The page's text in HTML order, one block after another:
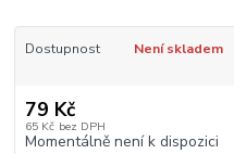
Dostupnost Není skladem
79 Kč
65 Kč bez DPH
Momentálně není k dispozici